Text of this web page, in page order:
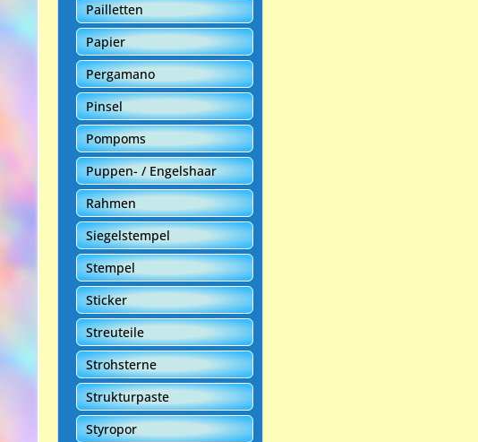
Pailletten
Papier
Pergamano
Pinsel
Pompoms
Puppen- / Engelshaar
Rahmen
Siegelstempel
Stempel
Sticker
Streuteile
Strohsterne
Strukturpaste
Styropor